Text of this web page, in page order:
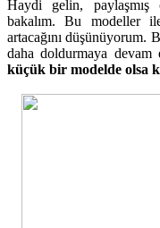
Haydi gelin,
bakalım. Bu modeller
artacağını düşünüyorum.
daha doldurmaya devam
küçük bir modelde olsa